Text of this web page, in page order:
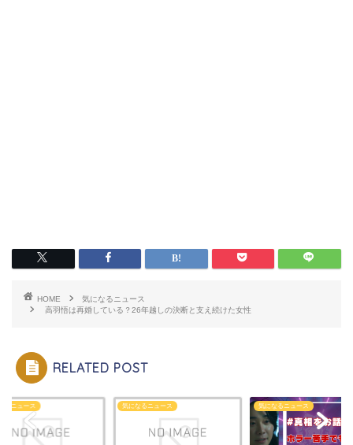
HOME
気になるニュース
高羽悟は再婚している？26年越しの決断と支え続けた女性
RELATED POST
るニュース 気になるニュース 気になるニュース